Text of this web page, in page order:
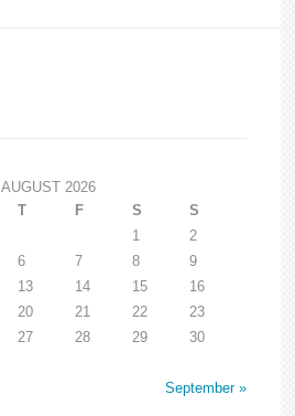
AUGUST 2026
T F S
S
1
2
6 7 8
9
13 14 15
16
20 21 22
23
27 28 29
30
September »